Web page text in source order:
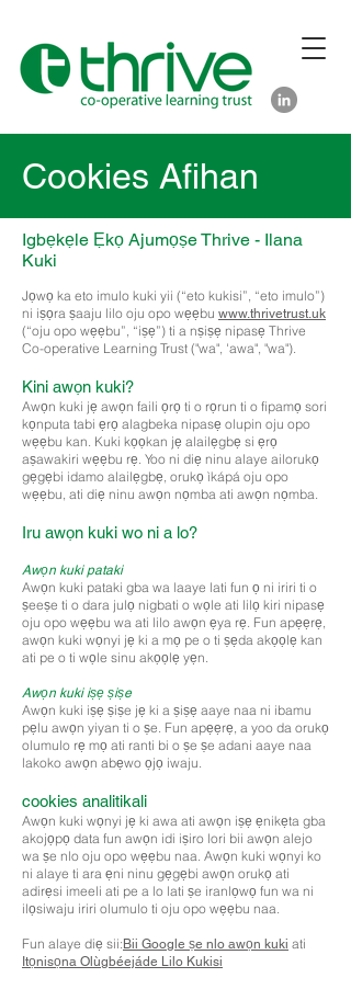
Cookies Afihan
Igbẹkẹle Ẹkọ Ajumọṣe Thrive - Ilana
Kuki
Jọwọ ka eto imulo kuki yii (“eto kukisi”, “eto imulo”)
ni iṣọra ṣaaju lilo oju opo wẹẹbu www.thrivetrust.uk
(“oju opo wẹẹbu”, “iṣẹ”) ti a nṣiṣẹ nipasẹ Thrive
Co-operative Learning Trust ("wa", 'awa", "wa").
Kini awọn kuki?
Awọn kuki jẹ awọn faili ọrọ ti o rọrun ti o fipamọ sori
kọnputa tabi ẹrọ alagbeka nipasẹ olupin oju opo
wẹẹbu kan. Kuki kọọkan jẹ alailẹgbẹ si ẹrọ
aṣawakiri wẹẹbu rẹ. Yoo ni diẹ ninu alaye ailorukọ
gẹgẹbi idamo alailẹgbẹ, orukọ ìkápá oju opo
wẹẹbu, ati diẹ ninu awọn nọmba ati awọn nọmba.
Iru awọn kuki wo ni a lo?
Awọn kuki pataki
Awọn kuki pataki gba wa laaye lati fun ọ ni iriri ti o
ṣeeṣe ti o dara julọ nigbati o wọle ati lilọ kiri nipasẹ
oju opo wẹẹbu wa ati lilo awọn ẹya rẹ. Fun apẹẹrẹ,
awọn kuki wọnyi jẹ ki a mọ pe o ti ṣẹda akọọlẹ kan
ati pe o ti wọle sinu akọọlẹ yẹn.
Awọn kuki iṣẹ ṣiṣe
Awọn kuki iṣẹ ṣiṣe jẹ ki a ṣiṣẹ aaye naa ni ibamu
pẹlu awọn yiyan ti o ṣe. Fun apẹẹrẹ, a yoo da orukọ
olumulo rẹ mọ ati ranti bi o ṣe ṣe adani aaye naa
lakoko awọn abẹwo ọjọ iwaju.
cookies analitikali
Awọn kuki wọnyi jẹ ki awa ati awọn iṣẹ ẹnikẹta gba
akojọpọ data fun awọn idi iṣiro lori bii awọn alejo
wa ṣe nlo oju opo wẹẹbu naa. Awọn kuki wọnyi ko
ni alaye ti ara ẹni ninu gẹgẹbi awọn orukọ ati
adirẹsi imeeli ati pe a lo lati ṣe iranlọwọ fun wa ni
ilọsiwaju iriri olumulo ti oju opo wẹẹbu naa.
Fun alaye diẹ sii: Bii Google ṣe nlo awọn kuki ati
Itọnisọna Olùgbéejáde Lilo Kukisi